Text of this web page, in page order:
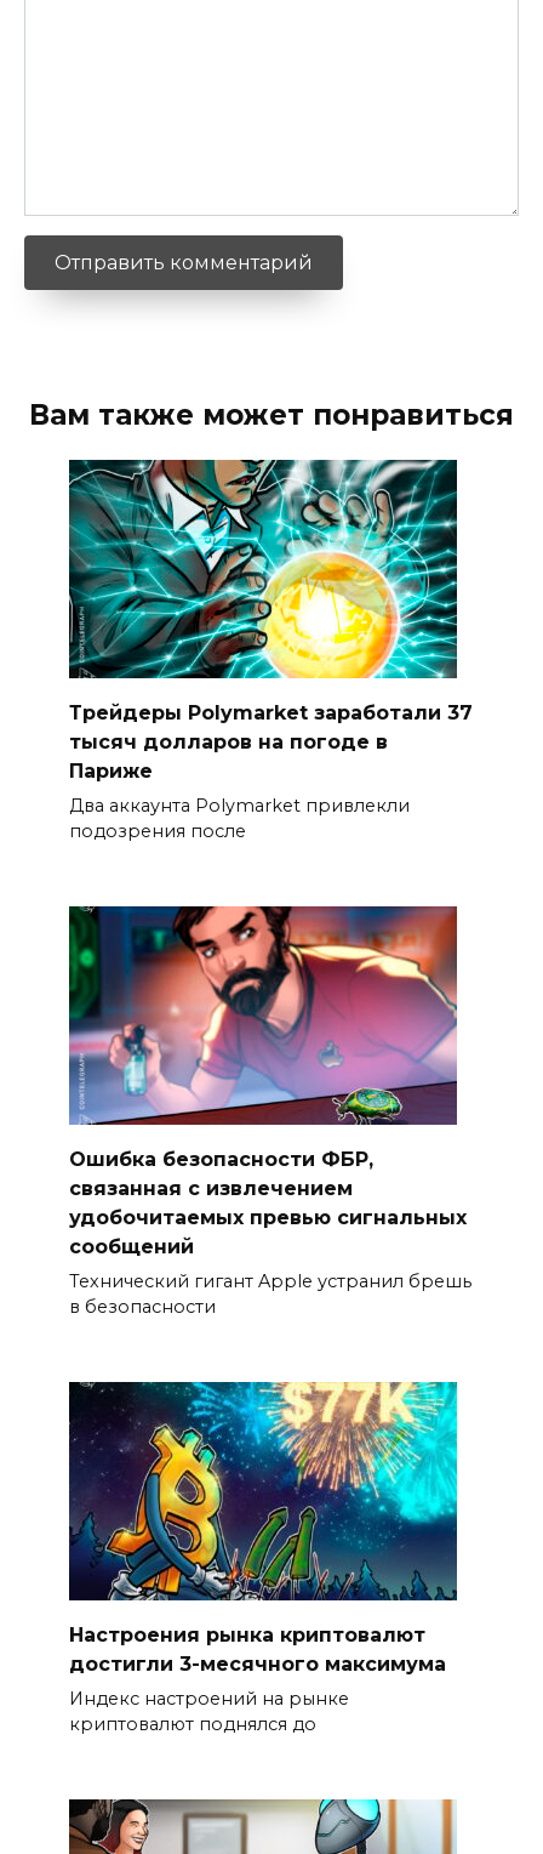
Вам также может понравиться
Трейдеры Polymarket заработали 37
тысяч долларов на погоде в
Париже
Два аккаунта Polymarket привлекли
подозрения после
Ошибка безопасности ФБР,
связанная с извлечением
удобочитаемых превью сигнальных
сообщений
Технический гигант Apple устранил брешь
в безопасности
Настроения рынка криптовалют
достигли 3-месячного максимума
Индекс настроений на рынке
криптовалют поднялся до